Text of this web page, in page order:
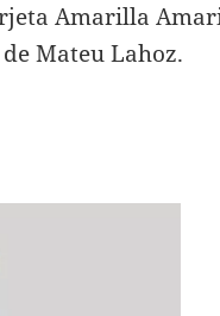
Amarilla
Mateu Lahoz.